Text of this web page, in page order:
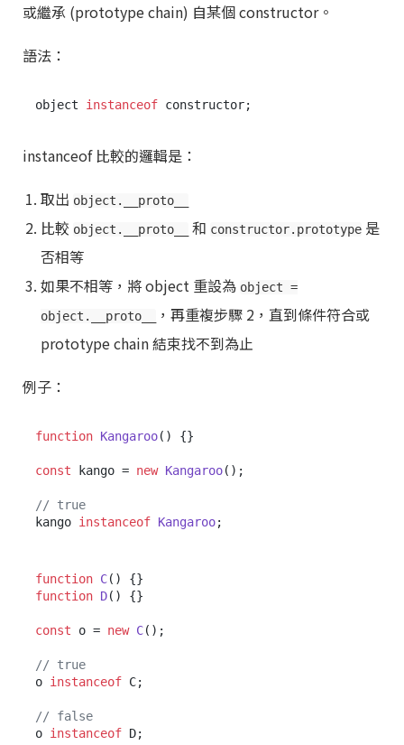
或繼承 (prototype chain) 自某個 constructor。
語法：
object instanceof
instanceof 比較的邏輯是：
取出 object.__proto__
比較 object.__proto__ 和 constructor.prototype 是
否相等
如果不相等，將 object 重設為 object =
object.__proto__
，再重複步驟 2，直到條件符合或
prototype chain 結束找不到為止
例子：
function Kangaroo( ) {}
const kango = new Kangaroo();
// true
kango instanceof Kangaroo
function C(
function D( ) {}
const o = new C();
// true
o instanceof C;
// false
o instanceof D;